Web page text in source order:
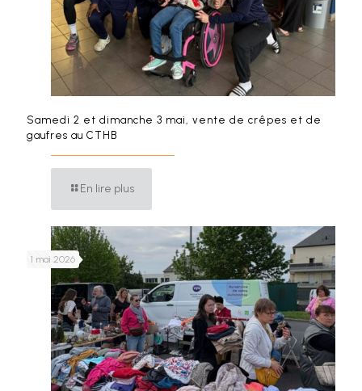
Samedi 2 et dimanche 3 mai, vente de crêpes et de
gaufres au CTHB
En lire plus
1 mai 2026